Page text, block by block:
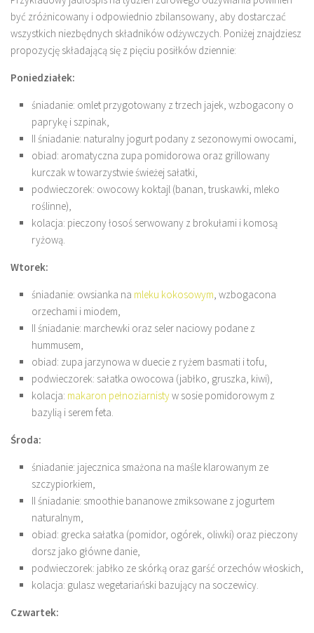
być zróżnicowany i odpowiednio zbilansowany, aby dostarczać
wszystkich niezbędnych składników odżywczych. Poniżej znajdziesz
propozycję składającą się z pięciu posiłków dziennie:
Poniedziałek:
śniadanie: omlet przygotowany z trzech jajek, wzbogacony o
paprykę i szpinak,
II śniadanie: naturalny jogurt podany z sezonowymi owocami,
obiad: aromatyczna zupa pomidorowa oraz grillowany
kurczak w towarzystwie świeżej sałatki,
podwieczorek: owocowy koktajl (banan, truskawki, mleko
roślinne),
kolacja: pieczony łosoś serwowany z brokułami i komosą
ryżową.
Wtorek:
śniadanie: owsianka na mleku kokosowym, wzbogacona
orzechami i miodem,
II śniadanie: marchewki oraz seler naciowy podane z
hummusem,
obiad: zupa jarzynowa w duecie z ryżem basmati i tofu,
podwieczorek: sałatka owocowa (jabłko, gruszka, kiwi),
kolacja: makaron pełnoziarnistyw sosie pomidorowym z
bazylią i serem feta.
Środa:
śniadanie: jajecznica smażona na maśle klarowanym ze
szczypiorkiem,
II śniadanie: smoothie bananowe zmiksowane z jogurtem
naturalnym,
obiad: grecka sałatka (pomidor, ogórek, oliwki) oraz pieczony
dorsz jako główne danie,
podwieczorek: jabłko ze skórką oraz garść orzechów włoskich,
kolacja: gulasz wegetariański bazujący na soczewicy.
Czwartek: